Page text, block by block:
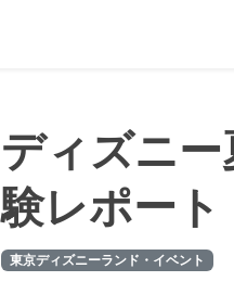
ディズニ
験レポー
東京ディズニーランド・イベント